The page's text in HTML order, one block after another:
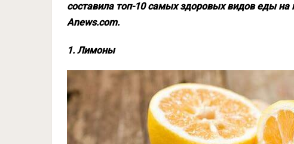
составила топ-10 самых здоровых видов еды
Anews.com.
1. Лимоны